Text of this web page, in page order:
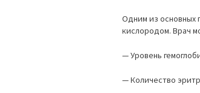
Одним из основных
кислородом. Врач
— Уровень
— Количество